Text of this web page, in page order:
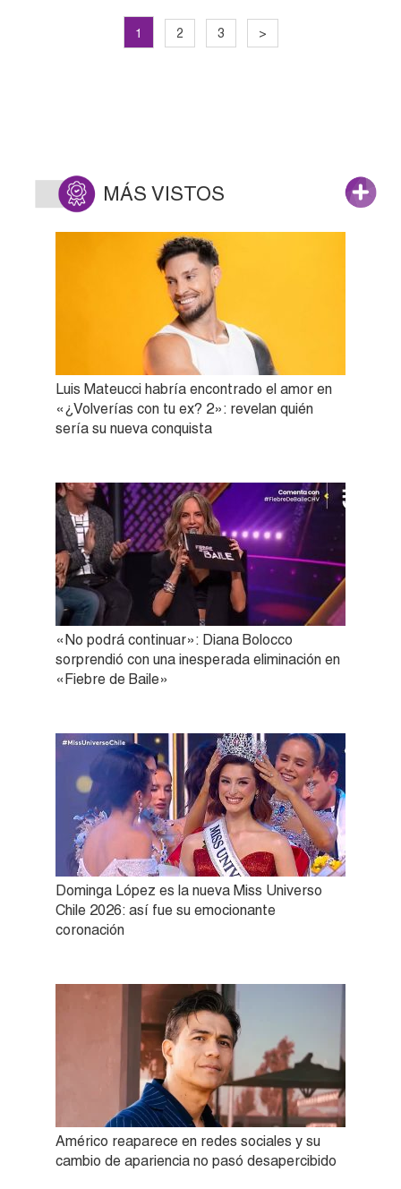
1 2 3 >
MÁS VISTOS
Luis Mateucci habría encontrado el amor en
«¿Volverías con tu ex? 2»: revelan quién
sería su nueva conquista
«No podrá continuar»: Diana Bolocco
sorprendió con una inesperada eliminación en
«Fiebre de Baile»
Dominga López es la nueva Miss Universo
Chile 2026: así fue su emocionante
coronación
Américo reaparece en redes sociales y su
cambio de apariencia no pasó desapercibido